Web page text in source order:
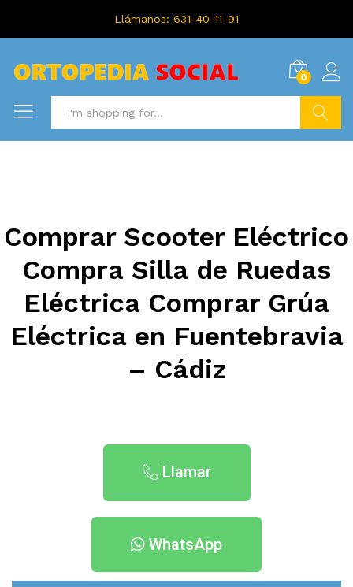
Llámanos: 631-40-11-91
0
Comprar Scooter Eléctrico
Compra Silla de Ruedas
Eléctrica Comprar Grúa
Eléctrica en Fuentebravia
– Cádiz
Llamar
WhatsApp